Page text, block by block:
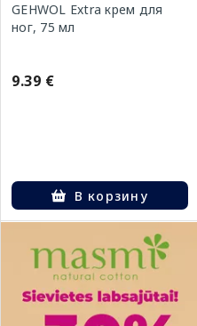
GEHWOL Extra крем для
ног, 75 мл
9.39 €
В корзину